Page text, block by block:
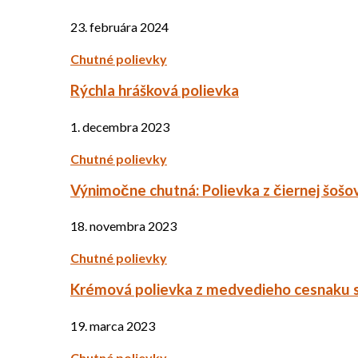
23. februára 2024
Chutné polievky
Rýchla hrášková polievka
1. decembra 2023
Chutné polievky
Výnimočne chutná: Polievka z čiernej
18. novembra 2023
Chutné polievky
Krémová polievka z medvedieho cesnaku
19. marca 2023